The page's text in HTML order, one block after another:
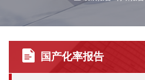
国产化率报告